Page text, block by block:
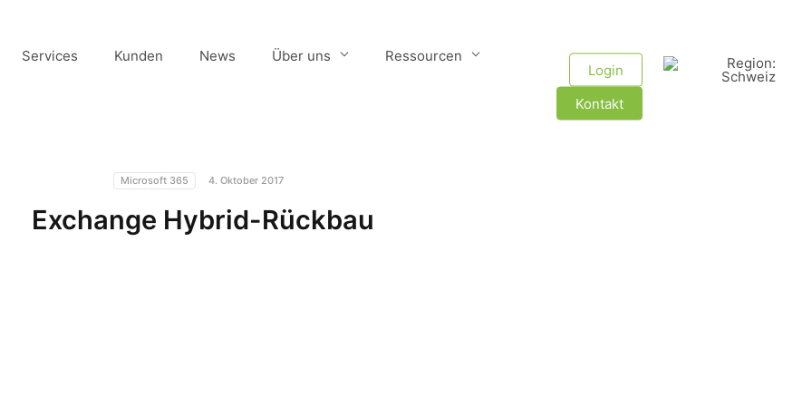
Services Kunden News Über uns
Ressourcen
Login
Kontakt
Region & Sprache
Microsoft 365 4. Oktober 2017
Exchange Hybrid-Rückbau